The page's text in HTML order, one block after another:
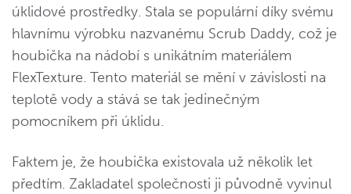
úklidové prostředky. Stala se populární díky svému
hlavnímu výrobku nazvanému Scrub Daddy, což je
houbička na nádobí s unikátním materiálem
FlexTexture. Tento materiál se mění v závislosti na
teplotě vody a stává se tak jedinečným
pomocníkem při úklidu.
Faktem je, že houbička existovala už několik let
předtím. Zakladatel společnosti ji původně vyvinul